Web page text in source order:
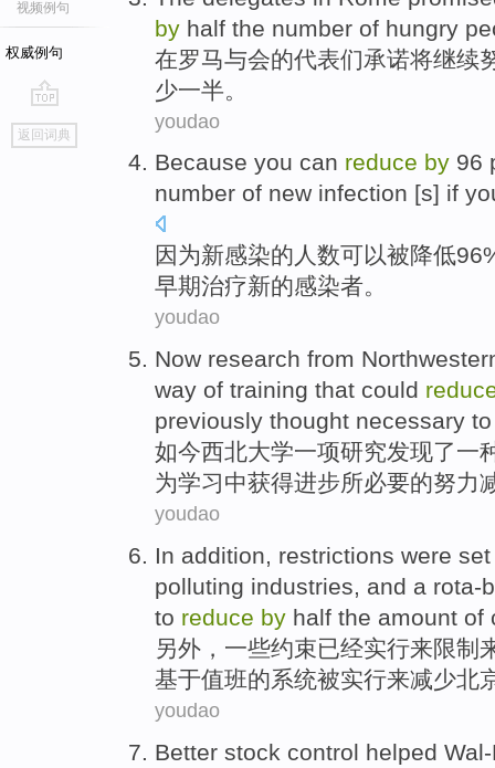
视频例句
权威例句
go
top
返回词典
by half the number of hungry
在罗马与会的代表们承诺将继续
少一半 。
youdao
Because you can reduce by 96
number of new infection [s] if
因为新感染的 人数可以被降低
早期治疗新的感染者。
youdao
Now research from
way of training that could
previously thought necessary to
如今西北大学一项研究发现了一
为学习中获得进步所必要的努力
youdao
In addition, restrictions were
polluting industries, and a rota-
to reduce by half the amount of
另外 ， 一些约束已经实行来限制
基于值班的系统被实行来减少北
youdao
Better stock control helped